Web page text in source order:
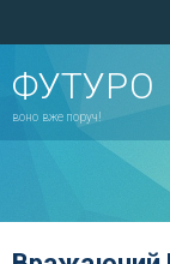
ФУТУРО
воно вже поруч!